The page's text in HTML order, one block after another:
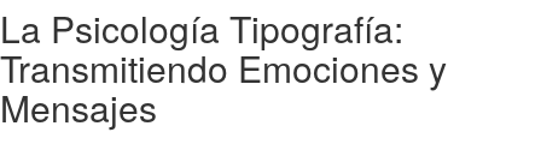
La Psicología Tipografía:
Transmitiendo Emociones y
Mensajes